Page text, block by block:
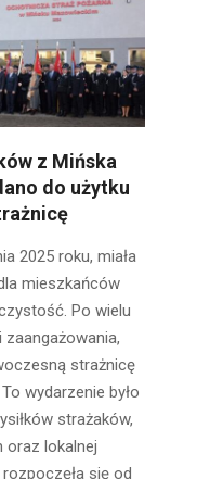
z Mińska
do użytku
2025 roku, miała
mieszkańców
Po wielu
strażnicę
wydarzenie było
strażaków,
oraz lokalnej
się od